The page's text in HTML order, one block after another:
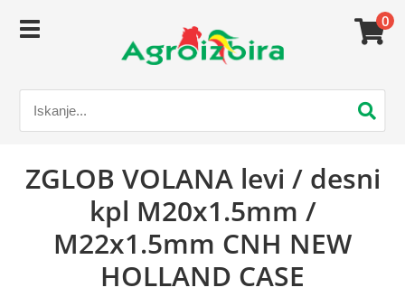
0
ZGLOB VOLANA levi / desni
kpl M20x1.5mm /
M22x1.5mm CNH NEW
HOLLAND CASE